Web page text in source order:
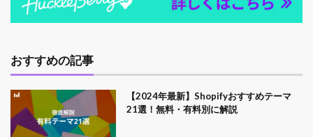
おすすめの記事
【2024年最新】Shopifyおすすめテーマ
21選！無料・有料別に解説